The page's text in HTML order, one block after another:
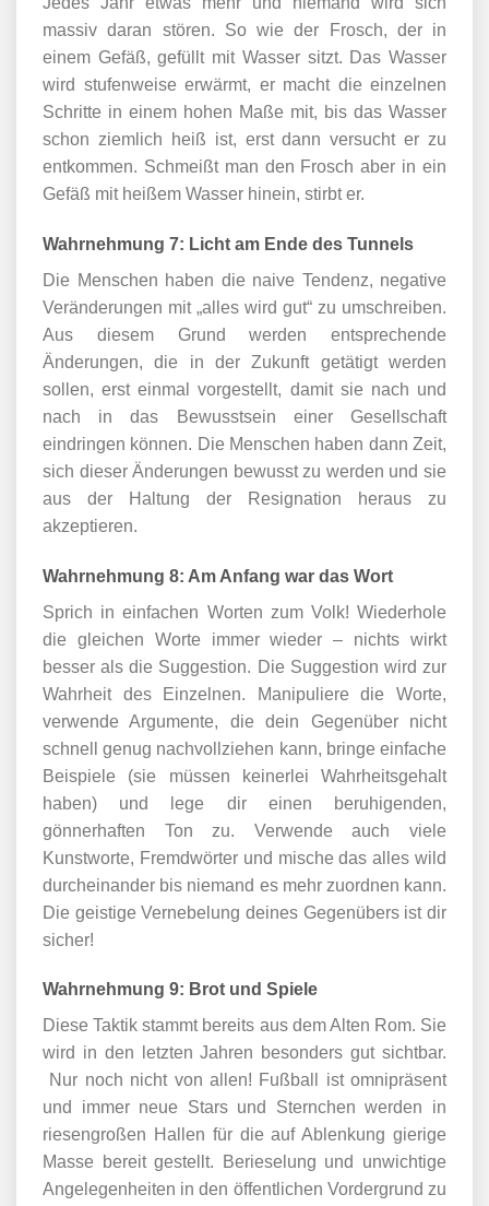
massiv daran stören. So wie der Frosch, der in
einem Gefäß, gefüllt mit Wasser sitzt. Das Wasser
wird stufenweise erwärmt, er macht die einzelnen
Schritte in einem hohen Maße mit, bis das Wasser
schon ziemlich heiß ist, erst dann versucht er zu
entkommen. Schmeißt man den Frosch aber in ein
Gefäß mit heißem Wasser hinein, stirbt er.
Wahrnehmung 7: Licht am Ende des Tunnels
Die Menschen haben die naive Tendenz, negative
Veränderungen mit „alles wird gut“ zu umschreiben.
Aus diesem Grund werden entsprechende
Änderungen, die in der Zukunft getätigt werden
sollen, erst einmal vorgestellt, damit sie nach und
nach in das Bewusstsein einer Gesellschaft
eindringen können. Die Menschen haben dann Zeit,
sich dieser Änderungen bewusst zu werden und sie
aus der Haltung der Resignation heraus zu
akzeptieren.
Wahrnehmung 8: Am Anfang war das Wort
Sprich in einfachen Worten zum Volk! Wiederhole
die gleichen Worte immer wieder – nichts wirkt
besser als die Suggestion. Die Suggestion wird zur
Wahrheit des Einzelnen. Manipuliere die Worte,
verwende Argumente, die dein Gegenüber nicht
schnell genug nachvollziehen kann, bringe einfache
Beispiele (sie müssen keinerlei Wahrheitsgehalt
haben) und lege dir einen beruhigenden,
gönnerhaften Ton zu. Verwende auch viele
Kunstworte, Fremdwörter und mische das alles wild
durcheinander bis niemand es mehr zuordnen kann.
Die geistige Vernebelung deines Gegenübers ist dir
sicher!
Wahrnehmung 9: Brot und Spiele
Diese Taktik stammt bereits aus dem Alten Rom. Sie
wird in den letzten Jahren besonders gut sichtbar.
Nur noch nicht von allen! Fußball ist omnipräsent
und immer neue Stars und Sternchen werden in
riesengroßen Hallen für die auf Ablenkung gierige
Masse bereit gestellt. Berieselung und unwichtige
Angelegenheiten in den öffentlichen Vordergrund zu